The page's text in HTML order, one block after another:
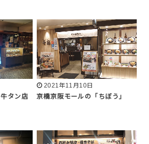
タン店
2021年11月10日
京橋京阪モールの「ちぼう」